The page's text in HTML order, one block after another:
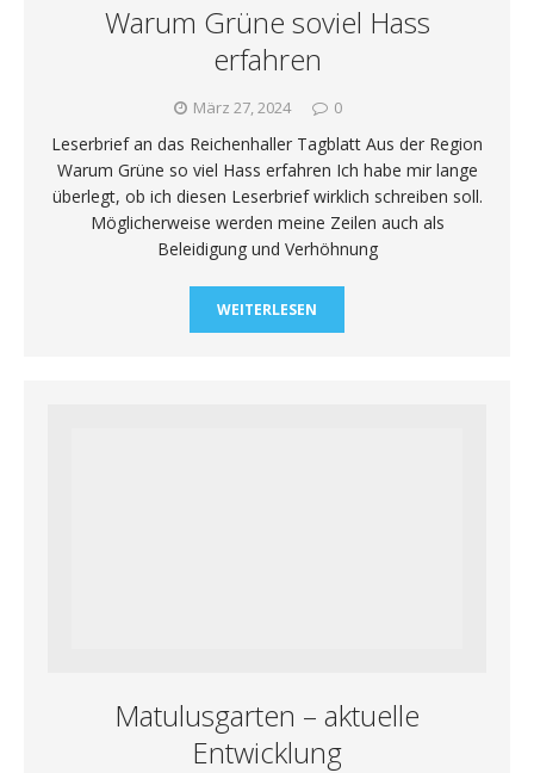
Warum Grüne soviel Hass
erfahren
März 27, 2024 0
Leserbrief an das Reichenhaller Tagblatt Aus der Region
Warum Grüne so viel Hass erfahren Ich habe mir lange
überlegt, ob ich diesen Leserbrief wirklich schreiben soll.
Möglicherweise werden meine Zeilen auch als
Beleidigung und Verhöhnung
WEITERLESEN
Matulusgarten – aktuelle
Entwicklung